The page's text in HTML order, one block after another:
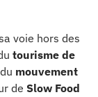
voie hors des
tourisme de
mouvement
de Slow Food